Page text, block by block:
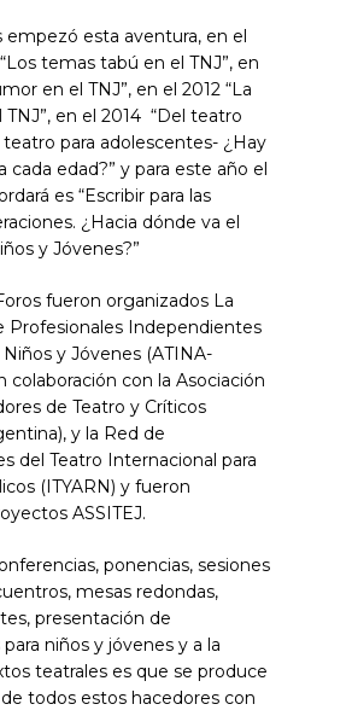
empezó esta aventura, en el
temas tabú en el TNJ”, en
en el TNJ”, en el 2012 “La
en el 2014 “Del teatro
teatro para adolescentes- ¿Hay
cada edad?” y para este año el
es “Escribir para las
¿Hacia dónde va el
y Jóvenes?”
fueron organizados La
Profesionales Independientes
y Jóvenes (ATINA-
colaboración con la Asociación
de Teatro y Críticos
y la Red de
del Teatro Internacional para
(ITYARN) y fueron
ASSITEJ.
ponencias, sesiones
mesas redondas,
presentación de
niños y jóvenes y a la
teatrales es que se produce
todos estos hacedores con